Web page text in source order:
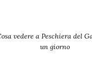
vedere a Peschiera del
un giorno